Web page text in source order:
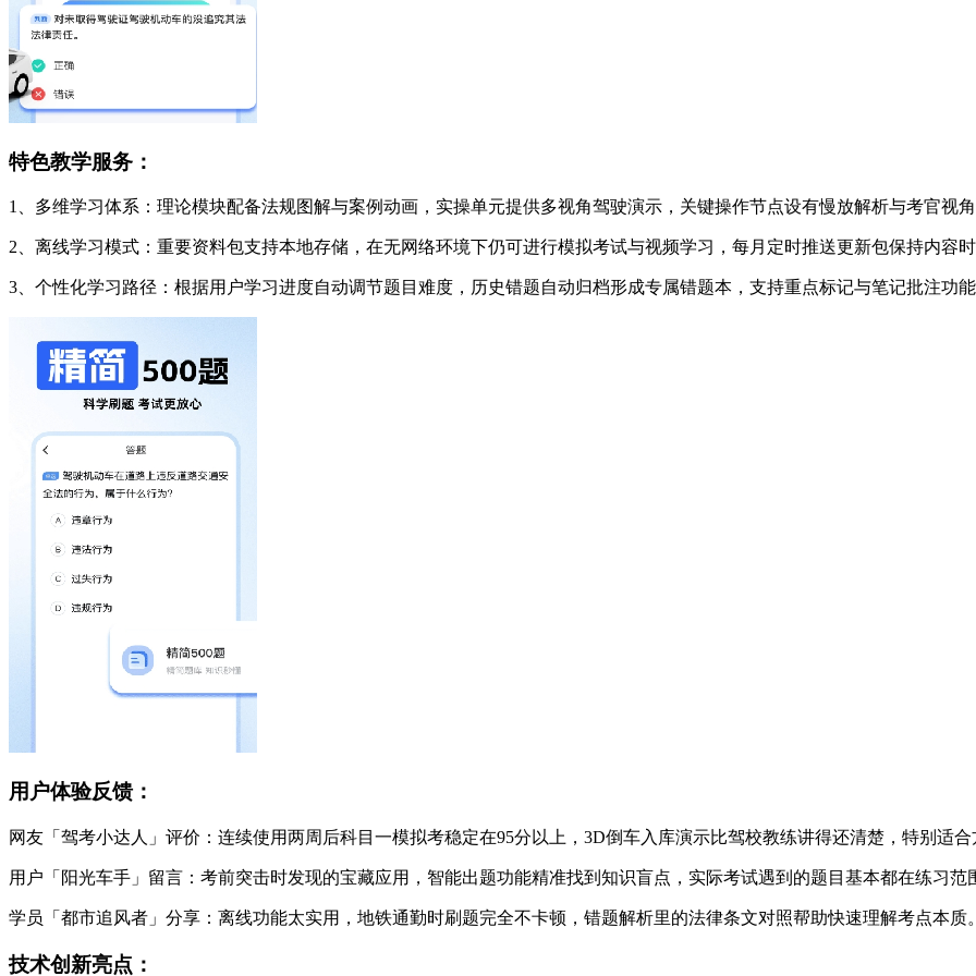
特色教学服务：
1、多维学习体系：理论模块配备法规图解与案例动画，实操单元提供多视角驾驶演示，关键操作节点设有慢放解析与考官视角
2、离线学习模式：重要资料包支持本地存储，在无网络环境下仍可进行模拟考试与视频学习，每月定时推送更新包保持内容时
3、个性化学习路径：根据用户学习进度自动调节题目难度，历史错题自动归档形成专属错题本，支持重点标记与笔记批注功能
用户体验反馈：
网友「驾考小达人」评价：连续使用两周后科目一模拟考稳定在95分以上，3D倒车入库演示比驾校教练讲得还清楚，特别适合
用户「阳光车手」留言：考前突击时发现的宝藏应用，智能出题功能精准找到知识盲点，实际考试遇到的题目基本都在练习范
学员「都市追风者」分享：离线功能太实用，地铁通勤时刷题完全不卡顿，错题解析里的法律条文对照帮助快速理解考点本质。
技术创新亮点：